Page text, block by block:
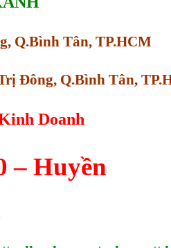
Q.Bình Tân, TP.HCM
Đông, Q.Bình Tân,
Doanh
– Huyền